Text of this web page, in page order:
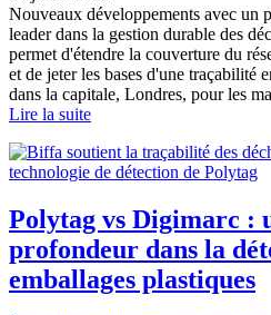
Nouveaux développements avec un
leader dans la gestion durable des
permet d'étendre la couverture du
et de jeter les bases d'une traçabilité
dans la capitale, Londres, pour les
Lire la suite
Polytag vs Digimarc :
profondeur dans la
emballages plastiques